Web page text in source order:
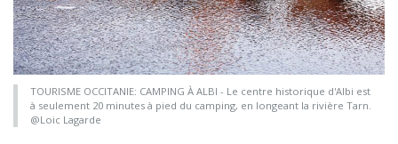
TOURISME OCCITANIE: CAMPING À ALBI - Le centre historique d'Albi est
à seulement 20 minutes à pied du camping, en longeant la rivière Tarn.
@Loic Lagarde